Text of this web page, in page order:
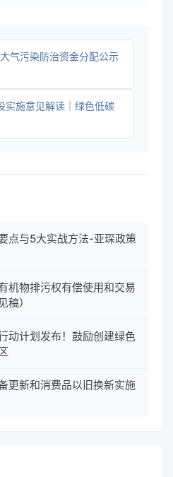
气污染防治资金分配公示
实施意见解读｜绿色低碳
点与5大实战方法-亚琛政策
机物排污权有偿使用和交易
稿）
动计划发布！鼓励创建绿色
更新和消费品以旧换新实施